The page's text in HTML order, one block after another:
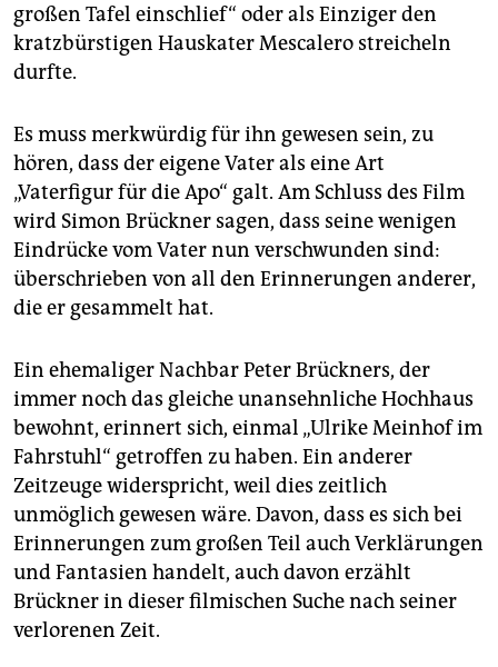
großen Tafel einschlief“ oder als Einziger den
kratzbürstigen Hauskater Mescalero streicheln
durfte.
Es muss merkwürdig für ihn gewesen sein, zu
hören, dass der eigene Vater als eine Art
„Vaterfigur für die Apo“ galt. Am Schluss des Film
wird Simon Brückner sagen, dass seine wenigen
Eindrücke vom Vater nun verschwunden sind:
überschrieben von all den Erinnerungen anderer,
die er gesammelt hat.
Ein ehemaliger Nachbar Peter Brückners, der
immer noch das gleiche unansehnliche Hochhaus
bewohnt, erinnert sich, einmal „Ulrike Meinhof im
Fahrstuhl“ getroffen zu haben. Ein anderer
Zeitzeuge widerspricht, weil dies zeitlich
unmöglich gewesen wäre. Davon, dass es sich bei
Erinnerungen zum großen Teil auch Verklärungen
und Fantasien handelt, auch davon erzählt
Brückner in dieser filmischen Suche nach seiner
verlorenen Zeit.